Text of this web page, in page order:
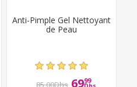
Anti-Pimple Gel Nettoyant
de Peau
85,00Dhs 6999